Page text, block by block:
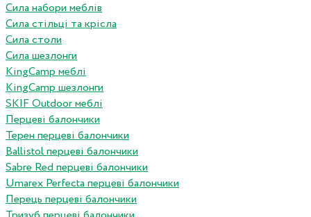
Сила набори меблів
Сила стільці та крісла
Сила столи
Сила шезлонги
KingCamp меблі
KingCamp шезлонги
SKIF Outdoor меблі
Перцеві балончики
Терен перцеві балончики
Ballistol перцеві балончики
Sabre Red перцеві балончики
Umarex Perfecta перцеві балончики
Перець перцеві балончики